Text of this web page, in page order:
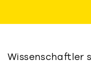
Wissenschaftler